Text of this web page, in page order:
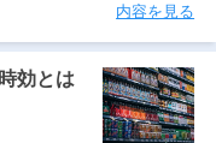
内容を見る
効とは